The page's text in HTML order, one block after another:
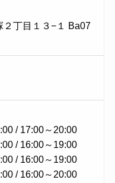
丁目１３−１ Ba07
/ 17:00～20:00
/ 16:00～19:00
/ 16:00～19:00
/ 16:00～20:00